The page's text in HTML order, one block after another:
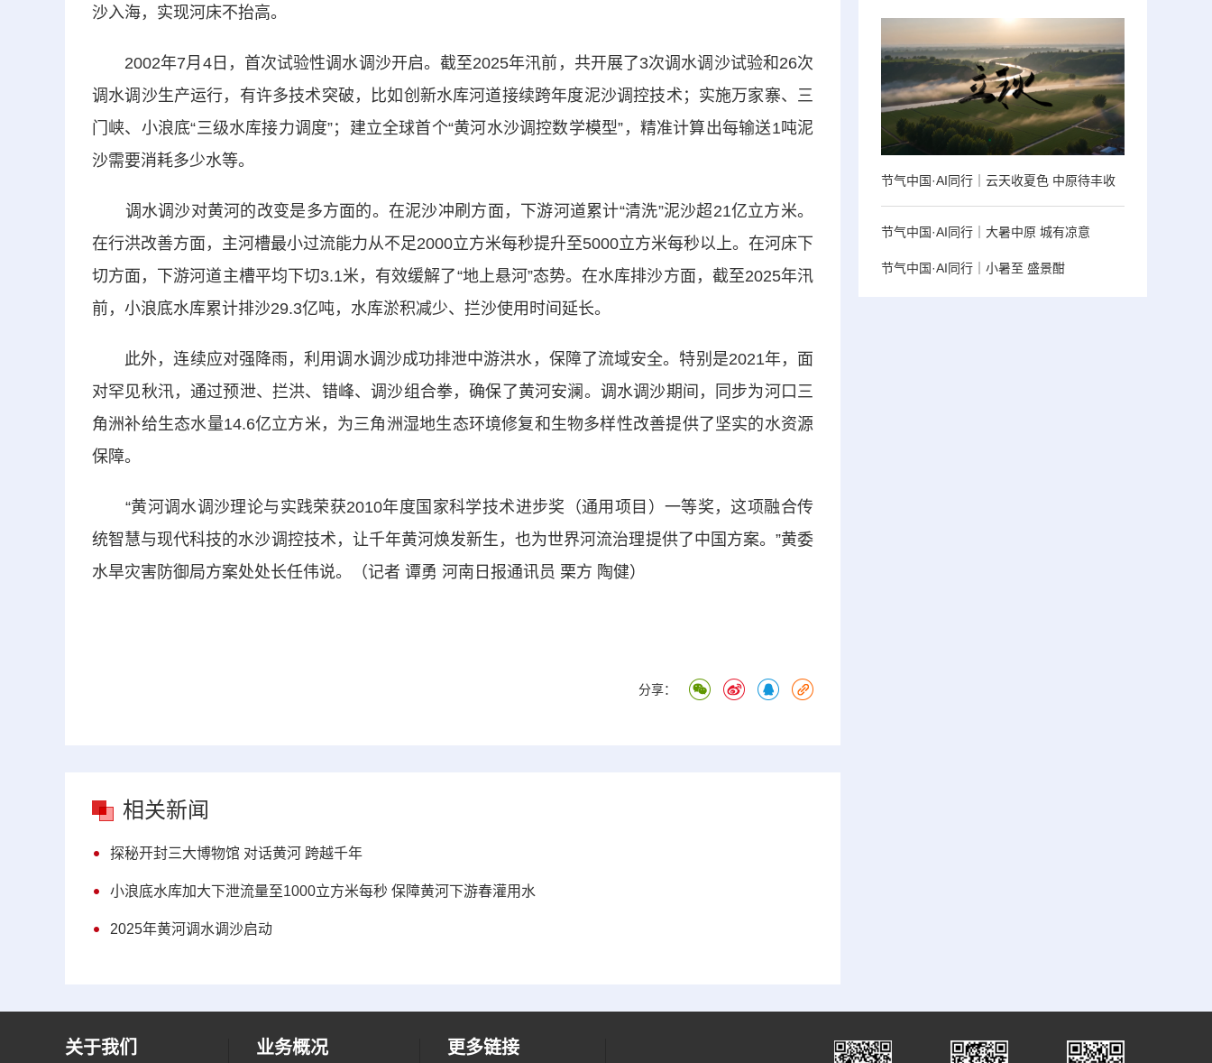
沙入海，实现河床不抬高。
2002年7月4日，首次试验性调水调沙开启。截至2025年汛前，共开展了3次调水调沙试验和26次
调水调沙生产运行，有许多技术突破，比如创新水库河道接续跨年度泥沙调控技术；实施万家寨、三
门峡、小浪底“三级水库接力调度”；建立全球首个“黄河水沙调控数学模型”，精准计算出每输送1吨泥
沙需要消耗多少水等。
调水调沙对黄河的改变是多方面的。在泥沙冲刷方面，下游河道累计“清洗”泥沙超21亿立方米。
在行洪改善方面，主河槽最小过流能力从不足2000立方米每秒提升至5000立方米每秒以上。在河床下
切方面，下游河道主槽平均下切3.1米，有效缓解了“地上悬河”态势。在水库排沙方面，截至2025年汛
前，小浪底水库累计排沙29.3亿吨，水库淤积减少、拦沙使用时间延长。
此外，连续应对强降雨，利用调水调沙成功排泄中游洪水，保障了流域安全。特别是2021年，面
对罕见秋汛，通过预泄、拦洪、错峰、调沙组合拳，确保了黄河安澜。调水调沙期间，同步为河口三
角洲补给生态水量14.6亿立方米，为三角洲湿地生态环境修复和生物多样性改善提供了坚实的水资源
保障。
“黄河调水调沙理论与实践荣获2010年度国家科学技术进步奖（通用项目）一等奖，这项融合传
统智慧与现代科技的水沙调控技术，让千年黄河焕发新生，也为世界河流治理提供了中国方案。”黄委
水旱灾害防御局方案处处长任伟说。（记者 谭勇 河南日报通讯员 栗方 陶健）
分享：
相关新闻
探秘开封三大博物馆 对话黄河 跨越千年
小浪底水库加大下泄流量至1000立方米每秒 保障黄河下游春灌用水
2025年黄河调水调沙启动
节气中国·AI同行｜云天收夏色 中原待丰收
节气中国·AI同行｜大暑中原 城有凉意
节气中国·AI同行｜小暑至 盛景酣
关于我们 业务概况 更多链接